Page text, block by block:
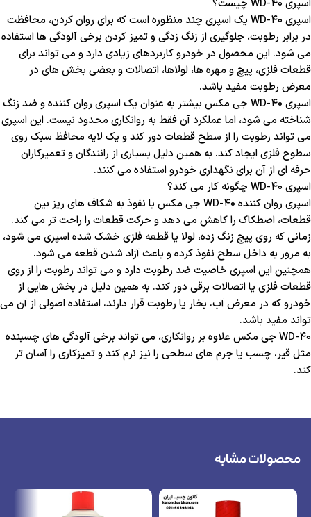
اسپری WD-40 چیست؟
اسپری WD-40 یک اسپری چند منظوره است که برای روان کردن، محافظت
در برابر رطوبت، جلوگیری از زنگ زدگی و تمیز کردن برخی آلودگی ها استفاده
می شود. این محصول در خودرو کاربردهای زیادی دارد و می تواند برای
قطعات فلزی، پیچ و مهره ها، لولاها، اتصالات و بعضی بخش های در
معرض رطوبت مفید باشد.
اسپری WD-40 جی مکس بیشتر به عنوان یک اسپری روان کننده و ضد زنگ
شناخته می شود، اما عملکرد آن فقط به روانکاری محدود نیست. این اسپری
می تواند رطوبت را از سطح قطعات دور کند و یک لایه محافظ سبک روی
سطوح فلزی ایجاد کند. به همین دلیل بسیاری از رانندگان و تعمیرکاران
حرفه ای از آن برای نگهداری خودرو استفاده می کنند.
اسپری WD-40 چگونه کار می کند؟
اسپری روان کننده WD-40 جی مکس با نفوذ به شکاف های ریز بین
قطعات، اصطکاک را کاهش می دهد و حرکت قطعات را راحت تر می کند.
زمانی که روی پیچ زنگ زده، لولا یا قطعه فلزی خشک شده اسپری می شود،
به مرور به داخل سطح نفوذ کرده و باعث آزاد شدن قطعه می شود.
همچنین این اسپری خاصیت ضد رطوبت دارد و می تواند رطوبت را از روی
قطعات فلزی یا اتصالات برقی دور کند. به همین دلیل در بخش هایی از
خودرو که در معرض آب، بخار یا رطوبت قرار دارند، استفاده اصولی از آن می
تواند مفید باشد.
WD-40 جی مکس علاوه بر روانکاری، می تواند برخی آلودگی های چسبنده
مثل قیر، چسب یا جرم های سطحی را نیز نرم کند و تمیزکاری را آسان تر
کند.
محصولات مشابه